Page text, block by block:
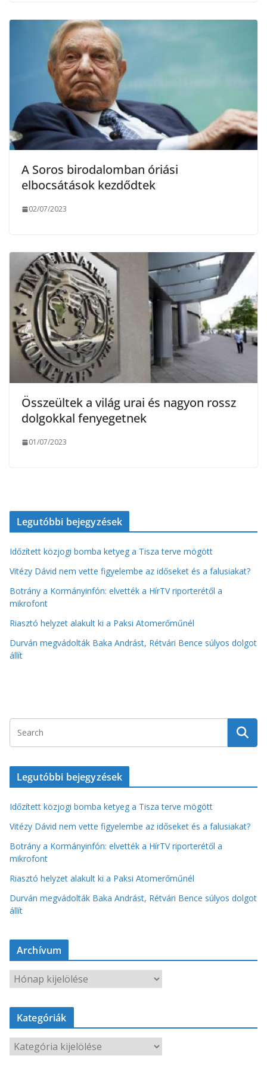
A Soros birodalomban óriási
elbocsátások kezdődtek
02/07/2023
Összeültek a világ urai és nagyon rossz
dolgokkal fenyegetnek
01/07/2023
Legutóbbi bejegyzések
Időzített közjogi bomba ketyeg a Tisza terve mögött
Vitézy Dávid nem vette figyelembe az időseket és a falusiakat?
Botrány a Kormányinfón: elvették a HírTV riporterétől a
mikrofont
Riasztó helyzet alakult ki a Paksi Atomerőműnél
Durván megvádolták Baka Andrást, Rétvári Bence súlyos dolgot
állít
Legutóbbi bejegyzések
Időzített közjogi bomba ketyeg a Tisza terve mögött
Vitézy Dávid nem vette figyelembe az időseket és a falusiakat?
Botrány a Kormányinfón: elvették a HírTV riporterétől a
mikrofont
Riasztó helyzet alakult ki a Paksi Atomerőműnél
Durván megvádolták Baka Andrást, Rétvári Bence súlyos dolgot
állít
Archívum
r
c
í
Kategóriák
a